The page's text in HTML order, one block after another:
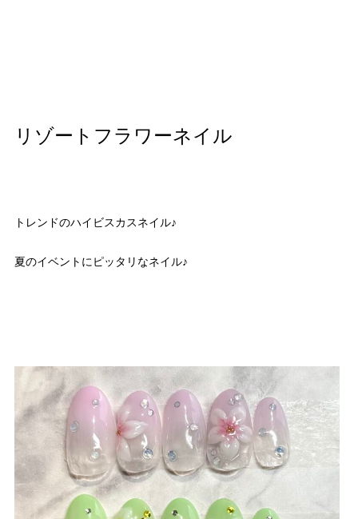
リゾートフラワーネイル
トレンドのハイビスカスネイル♪
夏のイベントにピッタリなネイル♪